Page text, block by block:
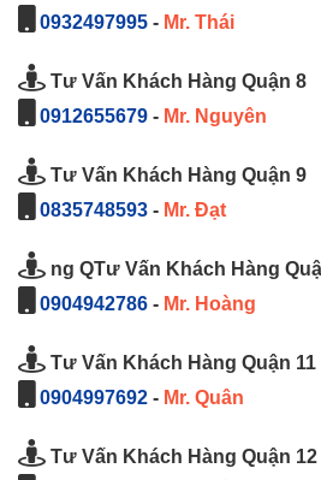
0932497995 - Mr. Thái
Tư Vấn Khách Hàng Quận 8
0912655679 - Mr. Nguyên
Tư Vấn Khách Hàng Quận 9
0835748593 - Mr. Đạt
ng QTư Vấn Khách Hàng
0904942786 - Mr. Hoàng
Tư Vấn Khách Hàng Quận 11
0904997692 - Mr. Quân
Tư Vấn Khách Hàng Quận 12